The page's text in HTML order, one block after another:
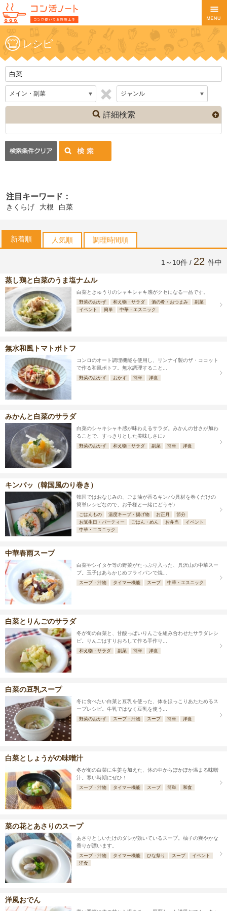
レシピ
詳細検索
注目キーワード：
きくらげ 大根 白菜
新着順 人気順 調理時間順
1～10件 / 22 件中
蒸し鶏と白菜のうま塩ナムル
白菜ときゅうりのシャキシャキ感がクセになる一品です。
野菜のおかず 和え物・サラダ 酒の肴・おつまみ
副菜
イベント
簡単 中華・エスニック
無水和風トマトポトフ
コンロのオート調理機能を使用し、リンナイ製のザ・ココット
で作る和風ポトフ。無水調理すること...
野菜のおかず おかず 簡単 洋食
みかんと白菜のサラダ
白菜のシャキシャキ感が味わえるサラダ。みかんの甘さが加わ
ることで、すっきりとした美味しさに♪
野菜のおかず 和え物・サラダ 副菜 簡単 洋食
キンパッ（韓国風のり巻き）
韓国ではおなじみの、ごま油が香るキンパ♪具材を巻くだけの
簡単レシピなので、お子様と一緒にどうぞ♪
ごはんもの 温度キープ・揚げ物 お正月
節分
お誕生日・パーティー
ごはん・めん お弁当
イベント
中華・エスニック
中華春雨スープ
白菜やシイタケ等の野菜がたっぷり入った、具沢山の中華スー
プ。玉子はあらかじめフライパンで焼...
スープ・汁物 タイマー機能 スープ 中華・エスニック
白菜とりんごのサラダ
冬が旬の白菜と、甘酸っぱいりんごを組み合わせたサラダレシ
ピ。りんごはすりおろして作る手作り...
和え物・サラダ 副菜 簡単 洋食
白菜の豆乳スープ
冬に食べたい白菜と豆乳を使った、体をほっこりあたためるス
ープレシピ。牛乳ではなく豆乳を使う...
野菜のおかず スープ・汁物 スープ 簡単 洋食
白菜としょうがの味噌汁
冬が旬の白菜に生姜を加えた、体の中からぽかぽか温まる味噌
汁。寒い時期にぜひ！
スープ・汁物 タイマー機能 スープ 簡単 和食
菜の花とあさりのスープ
あさりとしいたけのダシが効いているスープ。柚子の爽やかな
香りが漂います。
スープ・汁物 タイマー機能 ひな祭り スープ
イベント
洋食
洋風おでん